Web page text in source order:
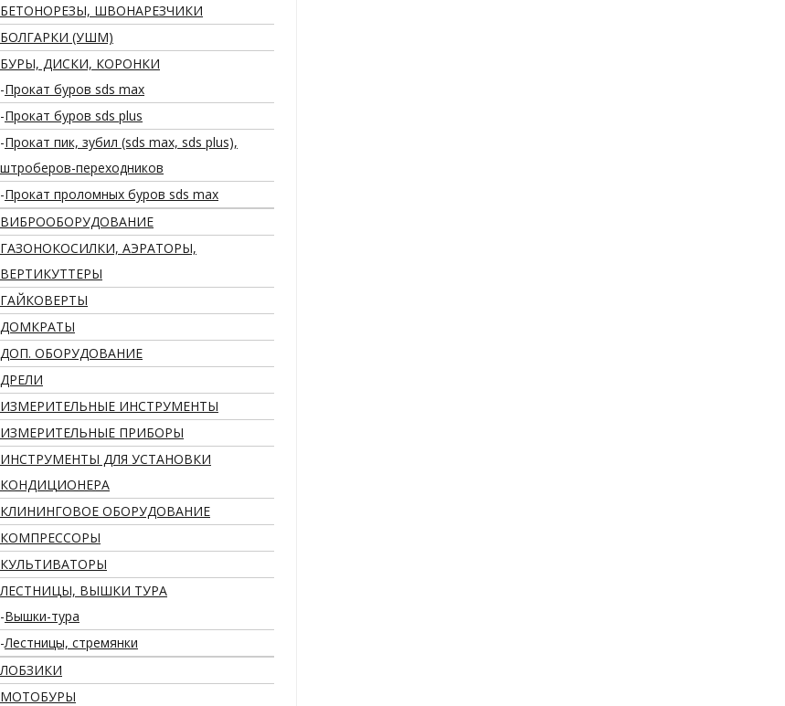
БЕТОНОРЕЗЫ, ШВОНАРЕЗЧИКИ
БОЛГАРКИ (УШМ)
БУРЫ, ДИСКИ, КОРОНКИ
Прокат буров sds max
Прокат буров sds plus
Прокат пик, зубил (sds max, sds plus),
штроберов-переходников
Прокат проломных буров sds max
ВИБРООБОРУДОВАНИЕ
ГАЗОНОКОСИЛКИ, АЭРАТОРЫ,
ВЕРТИКУТТЕРЫ
ГАЙКОВЕРТЫ
ДОМКРАТЫ
ДОП. ОБОРУДОВАНИЕ
ДРЕЛИ
ИЗМЕРИТЕЛЬНЫЕ ИНСТРУМЕНТЫ
ИЗМЕРИТЕЛЬНЫЕ ПРИБОРЫ
ИНСТРУМЕНТЫ ДЛЯ УСТАНОВКИ
КОНДИЦИОНЕРА
КЛИНИНГОВОЕ ОБОРУДОВАНИЕ
КОМПРЕССОРЫ
КУЛЬТИВАТОРЫ
ЛЕСТНИЦЫ, ВЫШКИ ТУРА
Вышки-тура
Лестницы, стремянки
ЛОБЗИКИ
МОТОБУРЫ